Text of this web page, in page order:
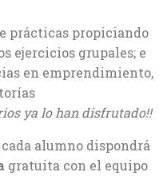
prácticas propiciando
ejercicios grupales; e
en emprendimiento,
ya lo han disfrutado!!
alumno dispondrá
gratuita con el equipo